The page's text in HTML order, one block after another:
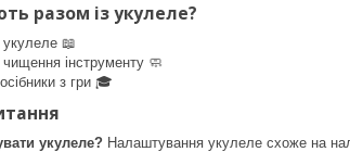
разом із укулеле?
📖
інструменту 🧼
з гри 🎓
укулеле? Налаштування укулеле схоже на